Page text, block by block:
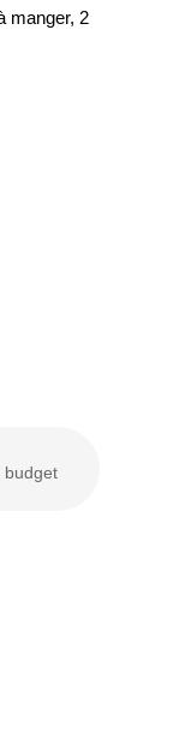
manger, 2
budget